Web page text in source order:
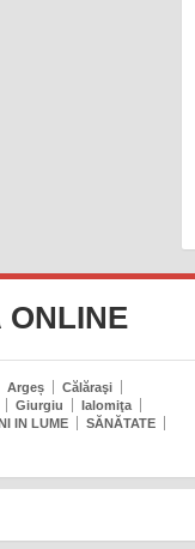
ONLINE
Argeș
Călăraşi
Giurgiu
Ialomiţa
IN LUME
SĂNĂTATE